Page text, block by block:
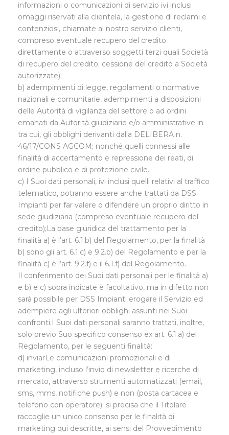
informazioni o comunicazioni di servizio ivi inclusi
omaggi riservati alla clientela, la gestione di reclami e
contenziosi, chiamate al nostro servizio clienti,
compreso eventuale recupero del credito
direttamente o attraverso soggetti terzi quali Società
di recupero del credito; cessione del credito a Società
autorizzate);
b) adempimenti di legge, regolamenti o normative
nazionali e comunitarie, adempimenti a disposizioni
delle Autorità di vigilanza del settore o ad ordini
emanati da Autorità giudiziarie e/o amministrative in
tra cui, gli obblighi derivanti dalla DELIBERA n.
46/17/CONS AGCOM; nonché quelli connessi alle
finalità di accertamento e repressione dei reati, di
ordine pubblico e di protezione civile.
c) I Suoi dati personali, ivi inclusi quelli relativi al traffico
telematico, potranno essere anche trattati da DSS
Impianti per far valere o difendere un proprio diritto in
sede giudiziaria (compreso eventuale recupero del
credito);La base giuridica del trattamento per la
finalità a) è l’art. 6.1.b) del Regolamento, per la finalità
b) sono gli art. 6.1.c) e 9.2.b) del Regolamento e per la
finalità c) è l’art. 9.2.f) e il 6.1.f) del Regolamento.
Il conferimento dei Suoi dati personali per le finalità a)
e b) e c) sopra indicate è facoltativo, ma in difetto non
sarà possibile per DSS Impianti erogare il Servizio ed
adempiere agli ulteriori obblighi assunti nei Suoi
confronti.I Suoi dati personali saranno trattati, inoltre,
solo previo Suo specifico consenso ex art. 6.1.a) del
Regolamento, per le seguenti finalità:
d) inviarLe comunicazioni promozionali e di
marketing, incluso l’invio di newsletter e ricerche di
mercato, attraverso strumenti automatizzati (email,
sms, mms, notifiche push) e non (posta cartacea e
telefono con operatore); si precisa che il Titolare
raccoglie un unico consenso per le finalità di
marketing qui descritte, ai sensi del Provvedimento